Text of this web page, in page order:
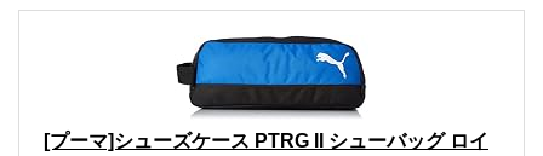
[プーマ]シューズケース PTRG II シューバッグ ロイ